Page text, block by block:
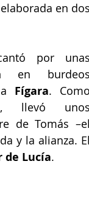
en dos
por unas
en burdeos
Fígara. Como
llevó unos
de Tomás –el
y la alianza. El
de Lucía.